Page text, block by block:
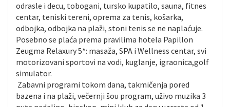
odrasle i decu, tobogani, tursko kupatilo, sauna, fitnes
centar, teniski tereni, oprema za tenis, košarka,
odbojka, odbojka na plaži, stoni tenis se ne naplaćuje.
Posebno se plaća prema pravilima hotela Papillon
Zeugma Relaxury 5*: masaža, SPA i Wellness centar, svi
motorizovani sportovi na vodi, kuglanje, igraonica,golf
simulator.
Zabavni programi tokom dana, takmičenja pored
bazena i na plaži, večernji šou program, uživo muzika 3